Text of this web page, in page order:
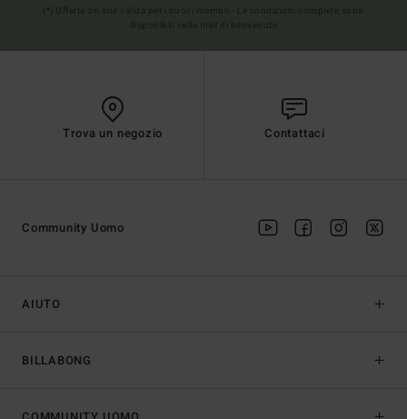
Trova un negozio Contattaci
AIUTO
BILLABONG
Community Uomo